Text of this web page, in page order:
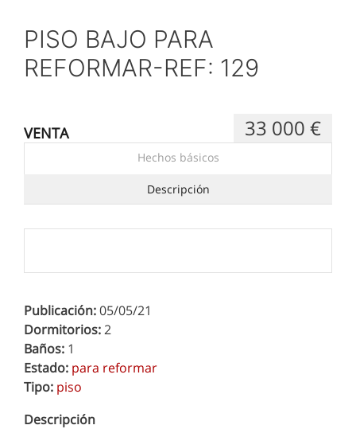
PISO BAJO PARA
REFORMAR-REF: 129
VENTA 33 000 €
Hechos básicos
Descripción
Publicación:05/05/21
Dormitorios:2
Baños: 1
Estado: para reformar
Tipo: piso
Descripción